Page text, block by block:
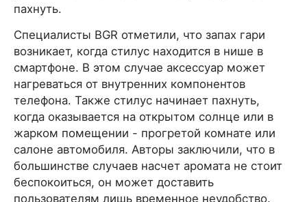
пахнуть.
Специалисты BGR отметили, что запах гари
возникает, когда стилус находится в нише в
смартфоне. В этом случае аксессуар может
нагреваться от внутренних компонентов
телефона. Также стилус начинает пахнуть,
когда оказывается на открытом солнце или в
жарком помещении - прогретой комнате или
салоне автомобиля. Авторы заключили, что в
большинстве случаев насчет аромата не стоит
беспокоиться, он может доставить
пользователям лишь временное неудобство.